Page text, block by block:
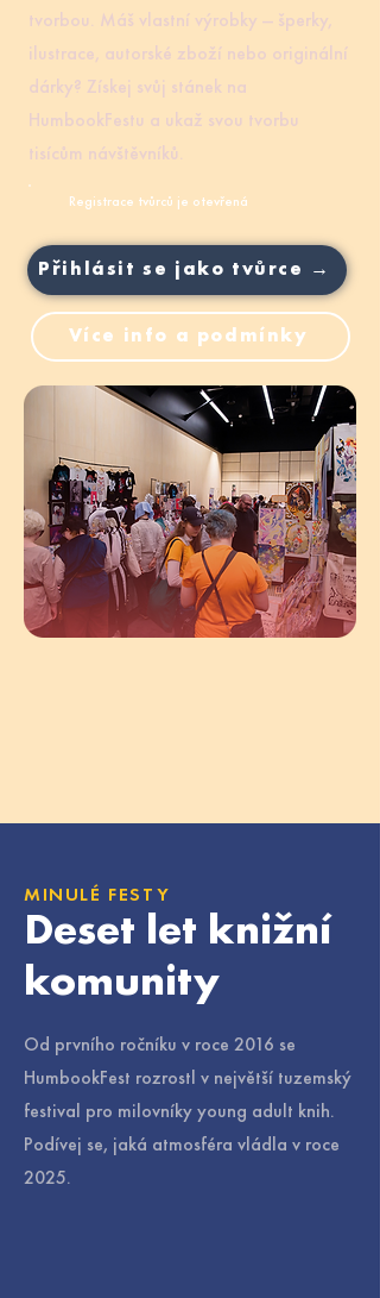
Registrace tvůrců je otevřená
Přihlásit se jako tvůrce →
Více info a podmínky
MINULÉ FESTY
Deset let knižní
komunity
Od prvního ročníku v roce 2016 se
HumbookFest rozrostl v největší tuzemský
festival pro milovníky young adult knih.
Podívej se, jaká atmosféra vládla v roce
2025.